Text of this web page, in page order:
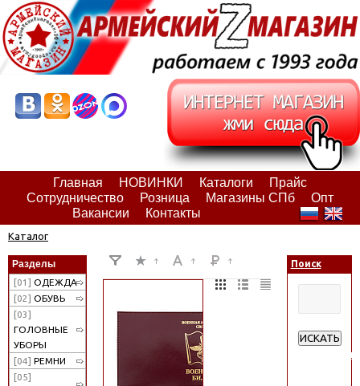
Главная НОВИНКИ Каталоги
Прайс
Сотрудничество
Розница Магазины СПб
Опт
Вакансии
Контакты
Каталог
Разделы
[01] ОДЕЖДА
[02] ОБУВЬ
[03]
ГОЛОВНЫЕ
УБОРЫ
[04] РЕМНИ
[05]
Поиск
ИСКАТЬ